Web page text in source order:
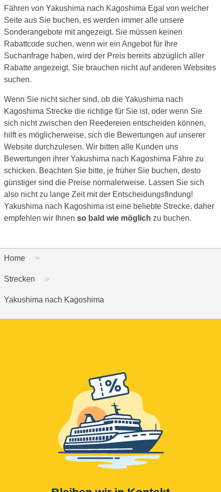
Fähren von Yakushima nach Kagoshima Egal von welcher
Seite aus Sie buchen, es werden immer alle unsere
Sonderangebote mit angezeigt. Sie müssen keinen
Rabattcode suchen, wenn wir ein Angebot für Ihre
Suchanfrage haben, wird der Preis bereits abzüglich aller
Rabatte angezeigt. Sie brauchen nicht auf anderen Websites
suchen.
Wenn Sie nicht sicher sind, ob die Yakushima nach
Kagoshima Strecke die richtige für Sie ist, oder wenn Sie
sich nicht zwischen den Reedereien entscheiden können,
hilft es möglicherweise, sich die Bewertungen auf unserer
Website durchzulesen. Wir bitten alle Kunden uns
Bewertungen ihrer Yakushima nach Kagoshima Fähre zu
schicken. Beachten Sie bitte, je früher Sie buchen, desto
günstiger sind die Preise normalerweise. Lassen Sie sich
also nicht zu lange Zeit mit der Entscheidungsfindung!
Yakushima nach Kagoshima ist eine beliebte Strecke, daher
empfehlen wir Ihnen so bald wie möglich zu buchen.
Home
Strecken
Yakushima nach Kagoshima